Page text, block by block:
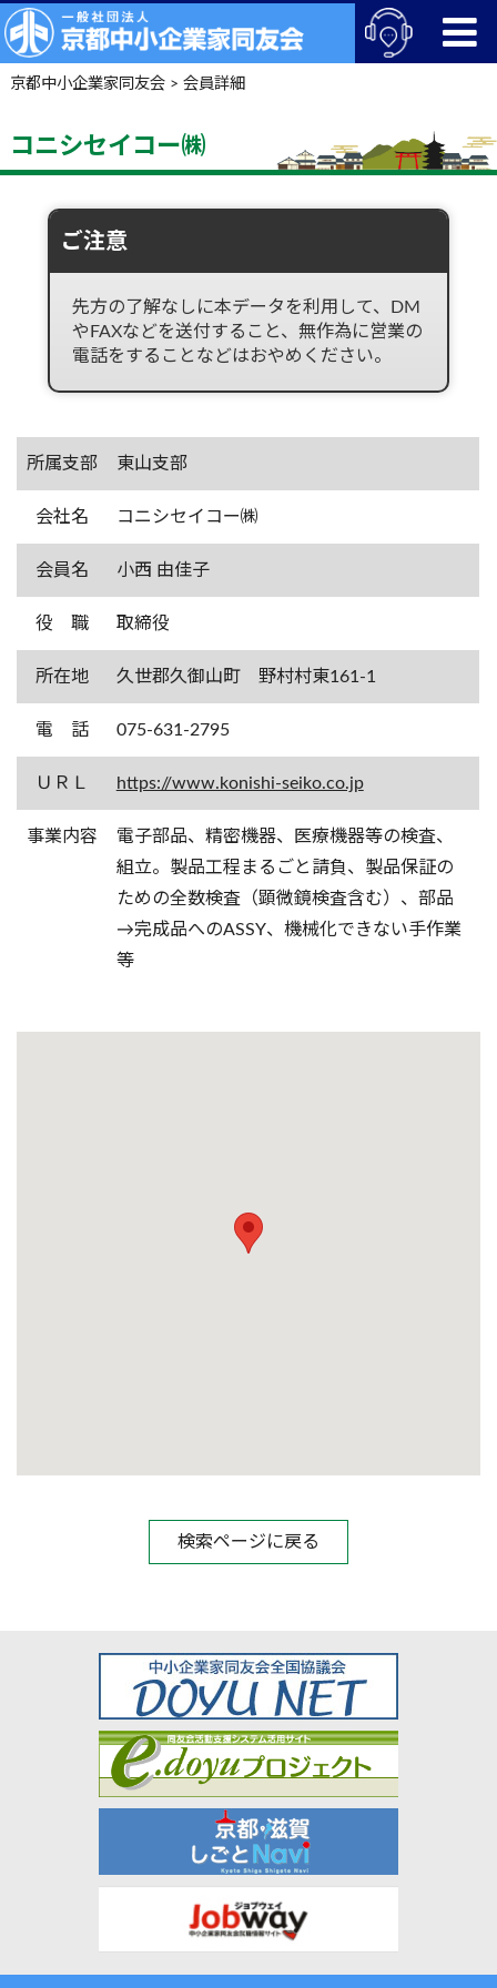
京都中小企業家同友会> 会員詳細
コニシセイコー㈱
ご注意
先方の了解なしに本データを利用して、DM
やFAXなどを送付すること、無作為に営業の
電話をすることなどはおやめください。
所属支部 東山支部
会社名 コニシセイコー㈱
会員名 小西 由佳子
役 職 取締役
所在地 久世郡久御山町 野村村東161-1
電 話 075-631-2795
ＵＲＬ https://www.konishi-seiko.co.jp
事業内容
電子部品、精密機器、医療機器等の検査、
組立。製品工程まるごと請負、製品保証の
ための全数検査（顕微鏡検査含む）、部品
→完成品へのASSY、機械化できない手作業
等
検索ページに戻る